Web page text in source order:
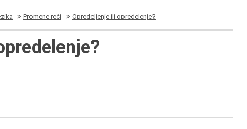
Promene reči Opredeljenje ili opredelenje?